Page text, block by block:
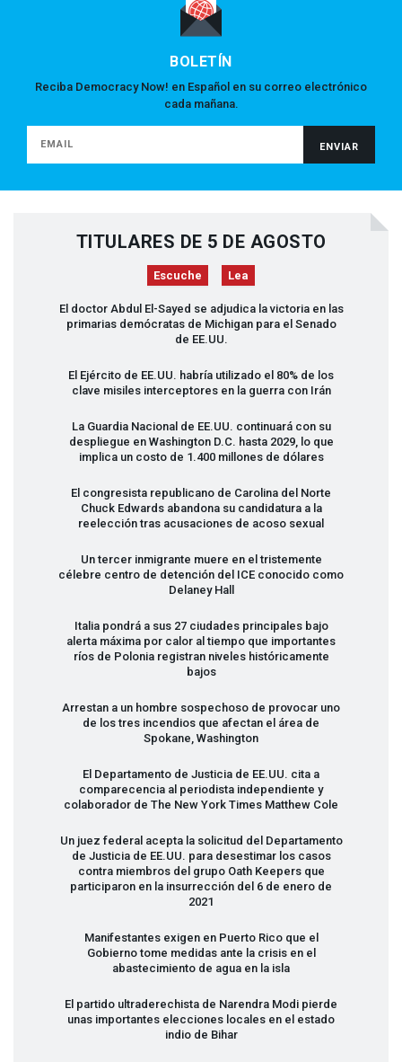
BOLETÍN
Reciba Democracy Now! en Español en su correo electrónico
cada mañana.
TITULARES DE 5 DE AGOSTO
Escuche Lea
El doctor Abdul El-Sayed se adjudica la victoria en las
primarias demócratas de Michigan para el Senado
de EE.UU.
El Ejército de EE.UU. habría utilizado el 80% de los
clave misiles interceptores en la guerra con Irán
La Guardia Nacional de EE.UU. continuará con su
despliegue en Washington D.C. hasta 2029, lo que
implica un costo de 1.400 millones de dólares
El congresista republicano de Carolina del Norte
Chuck Edwards abandona su candidatura a la
reelección tras acusaciones de acoso sexual
Un tercer inmigrante muere en el tristemente
célebre centro de detención del ICE conocido como
Delaney Hall
Italia pondrá a sus 27 ciudades principales bajo
alerta máxima por calor al tiempo que importantes
ríos de Polonia registran niveles históricamente
bajos
Arrestan a un hombre sospechoso de provocar uno
de los tres incendios que afectan el área de
Spokane, Washington
El Departamento de Justicia de EE.UU. cita a
comparecencia al periodista independiente y
colaborador de The New York Times Matthew Cole
Un juez federal acepta la solicitud del Departamento
de Justicia de EE.UU. para desestimar los casos
contra miembros del grupo Oath Keepers que
participaron en la insurrección del 6 de enero de
2021
Manifestantes exigen en Puerto Rico que el
Gobierno tome medidas ante la crisis en el
abastecimiento de agua en la isla
El partido ultraderechista de Narendra Modi pierde
unas importantes elecciones locales en el estado
indio de Bihar